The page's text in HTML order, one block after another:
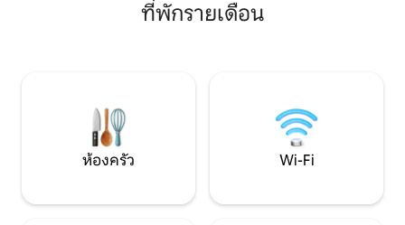
ที่พักรายเดือน
ห้องครัว Wi-Fi